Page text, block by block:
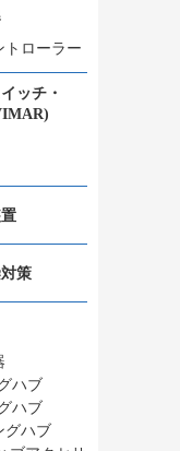
トローラー
ッチ・
策
ハブ
ハブ
グハブ